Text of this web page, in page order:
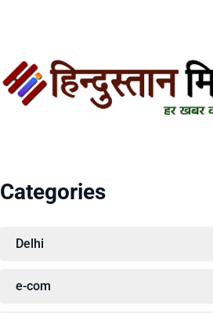
Categories
Delhi
e-com